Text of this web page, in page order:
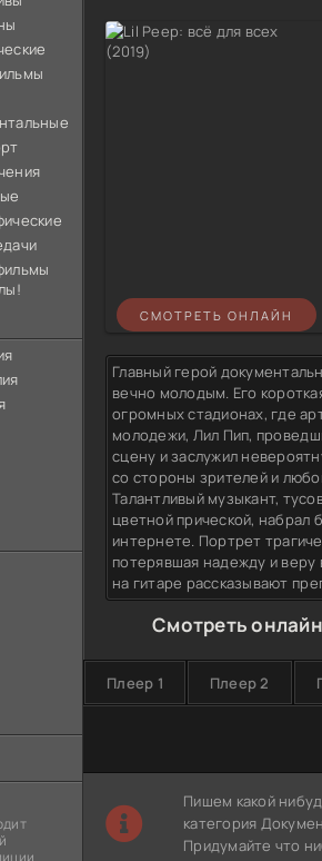
СМОТРЕТЬ ОНЛАЙН
Главный герой
вечно молодым. Его
огромных стадионах, где
молодежи, Лил Пип,
сцену и заслужил
со стороны зрителей и
Талантливый музыкант,
цветной прической, набрал
интернете. Портрет
потерявшая надежду и
на гитаре рассказывают
Смотреть
Плеер 1 Плеер 2
Пишем какой
категория
Придумайте что